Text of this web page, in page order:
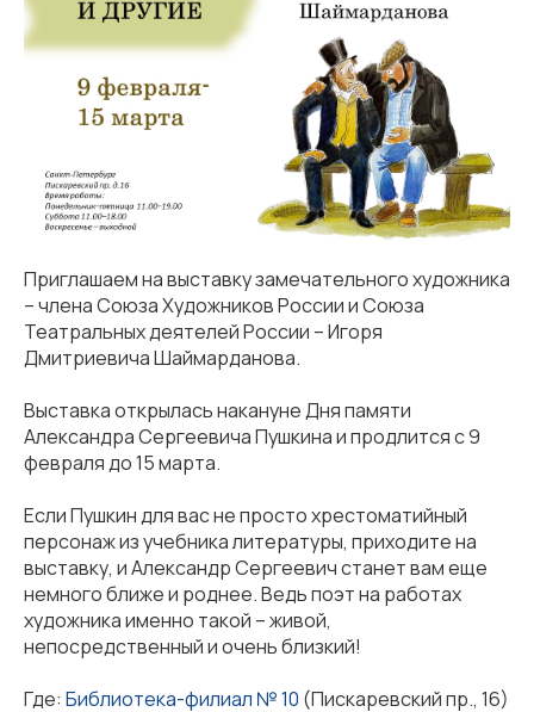
Приглашаем на выставку замечательного художника
– члена Союза Художников России и Союза
Театральных деятелей России – Игоря
Дмитриевича Шаймарданова.
Выставка открылась накануне Дня памяти
Александра Сергеевича Пушкина и продлится с 9
февраля до 15 марта.
Если Пушкин для вас не просто хрестоматийный
персонаж из учебника литературы, приходите на
выставку, и Александр Сергеевич станет вам еще
немного ближе и роднее. Ведь поэт на работах
художника именно такой – живой,
непосредственный и очень близкий!
Где: Библиотека-филиал № 10 (Пискаревский пр., 16)